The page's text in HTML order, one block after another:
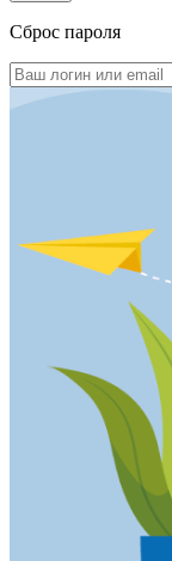
Сброс пароля